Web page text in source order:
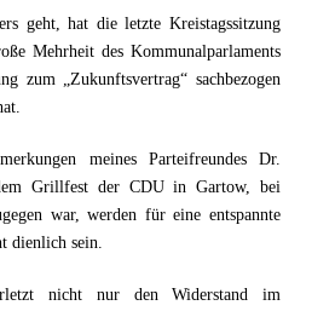
geht, hat die letzte Kreistagssitzung
Mehrheit des Kommunalparlaments
zum „Zukunftsvertrag“ sachbezogen
meines Parteifreundes Dr.
Grillfest der CDU in Gartow, bei
war, werden für eine entspannte
dienlich sein.
nicht nur den Widerstand im